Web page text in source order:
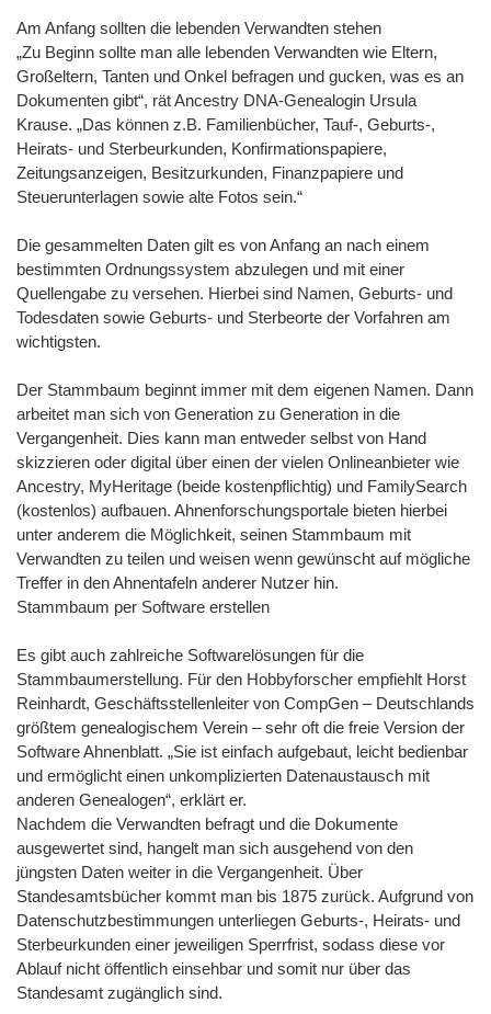
Am Anfang sollten die lebenden Verwandten stehen
„Zu Beginn sollte man alle lebenden Verwandten wie Eltern,
Großeltern, Tanten und Onkel befragen und gucken, was es an
Dokumenten gibt“, rät Ancestry DNA-Genealogin Ursula
Krause. „Das können z.B. Familienbücher, Tauf-, Geburts-,
Heirats- und Sterbeurkunden, Konfirmationspapiere,
Zeitungsanzeigen, Besitzurkunden, Finanzpapiere und
Steuerunterlagen sowie alte Fotos sein.“
Die gesammelten Daten gilt es von Anfang an nach einem
bestimmten Ordnungssystem abzulegen und mit einer
Quellengabe zu versehen. Hierbei sind Namen, Geburts- und
Todesdaten sowie Geburts- und Sterbeorte der Vorfahren am
wichtigsten.
Der Stammbaum beginnt immer mit dem eigenen Namen. Dann
arbeitet man sich von Generation zu Generation in die
Vergangenheit. Dies kann man entweder selbst von Hand
skizzieren oder digital über einen der vielen Onlineanbieter wie
Ancestry, MyHeritage (beide kostenpflichtig) und FamilySearch
(kostenlos) aufbauen. Ahnenforschungsportale bieten hierbei
unter anderem die Möglichkeit, seinen Stammbaum mit
Verwandten zu teilen und weisen wenn gewünscht auf mögliche
Treffer in den Ahnentafeln anderer Nutzer hin.
Stammbaum per Software erstellen
Es gibt auch zahlreiche Softwarelösungen für die
Stammbaumerstellung. Für den Hobbyforscher empfiehlt Horst
Reinhardt, Geschäftsstellenleiter von CompGen – Deutschlands
größtem genealogischem Verein – sehr oft die freie Version der
Software Ahnenblatt. „Sie ist einfach aufgebaut, leicht bedienbar
und ermöglicht einen unkomplizierten Datenaustausch mit
anderen Genealogen“, erklärt er.
Nachdem die Verwandten befragt und die Dokumente
ausgewertet sind, hangelt man sich ausgehend von den
jüngsten Daten weiter in die Vergangenheit. Über
Standesamtsbücher kommt man bis 1875 zurück. Aufgrund von
Datenschutzbestimmungen unterliegen Geburts-, Heirats- und
Sterbeurkunden einer jeweiligen Sperrfrist, sodass diese vor
Ablauf nicht öffentlich einsehbar und somit nur über das
Standesamt zugänglich sind.